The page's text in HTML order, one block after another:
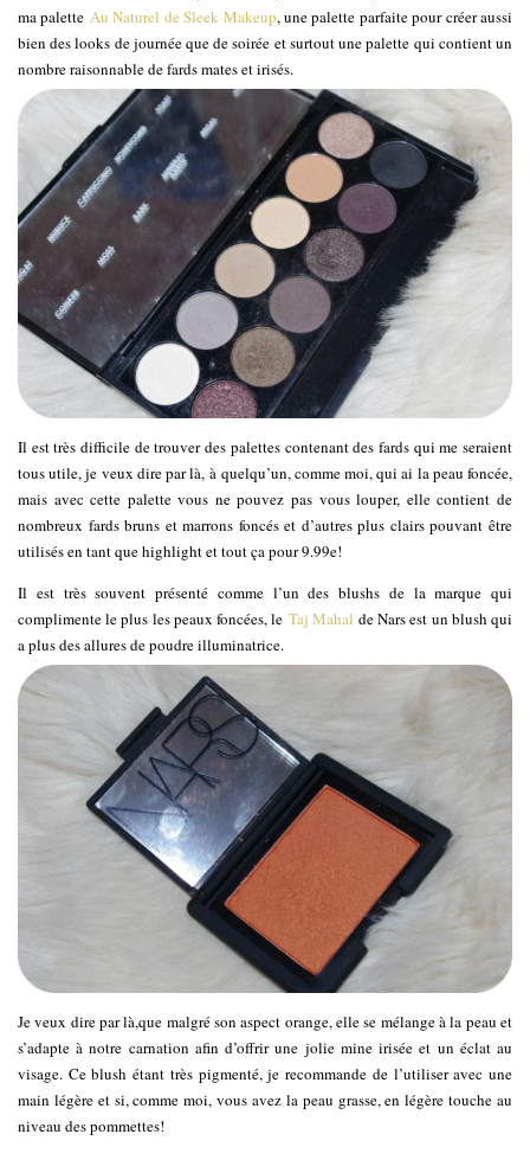
ma palette Au Naturel de Sleek Makeup, une palette parfaite pour créer aussi
bien des looks de journée que de soirée et surtout une palette qui contient un
nombre raisonnable de fards mates et irisés.
Il est très difficile de trouver des palettes contenant des fards qui me seraient
tous utile, je veux dire par là, à quelqu’un, comme moi, qui ai la peau foncée,
mais avec cette palette vous ne pouvez pas vous louper, elle contient de
nombreux fards bruns et marrons foncés et d’autres plus clairs pouvant être
utilisés en tant que highlight et tout ça pour 9.99e!
Il est très souvent présenté comme l’un des blushs de la marque qui
complimente le plus les peaux foncées, le Taj Mahal de Nars est un blush qui
a plus des allures de poudre illuminatrice.
Je veux dire par là,que malgré son aspect orange, elle se mélange à la peau et
s’adapte à notre carnation afin d’offrir une jolie mine irisée et un éclat au
visage. Ce blush étant très pigmenté, je recommande de l’utiliser avec une
main légère et si, comme moi, vous avez la peau grasse, en légère touche au
niveau des pommettes!